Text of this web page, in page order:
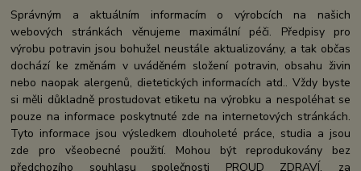
Správným a aktuálním informacím o výrobcích na našich
webových stránkách věnujeme maximální péči. Předpisy pro
výrobu potravin jsou bohužel neustále aktualizovány, a tak občas
dochází ke změnám v uváděném složení potravin, obsahu živin
nebo naopak alergenů, dietetických informacích atd.. Vždy byste
si měli důkladně prostudovat etiketu na výrobku a nespoléhat se
pouze na informace poskytnuté zde na internetových stránkách.
Tyto informace jsou výsledkem dlouholeté práce, studia a jsou
zde pro všeobecné použití. Mohou být reprodukovány bez
předchozího souhlasu společnosti PROUD ZDRAVÍ, za